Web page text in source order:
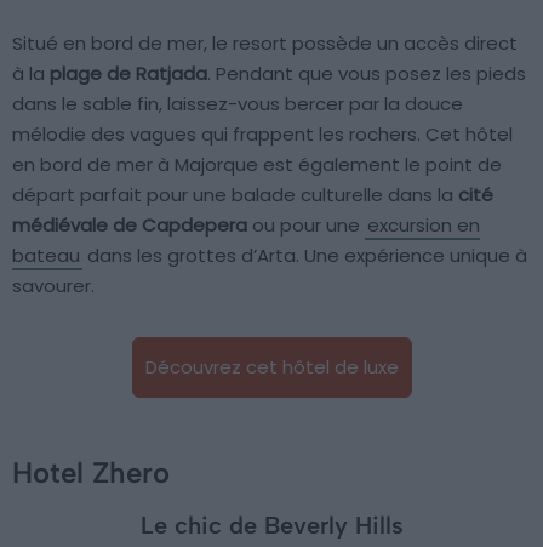
Situé en bord de mer, le resort possède un accès direct
à la plage de Ratjada. Pendant que vous posez les pieds
dans le sable fin, laissez-vous bercer par la douce
mélodie des vagues qui frappent les rochers. Cet hôtel
en bord de mer à Majorque est également le point de
départ parfait pour une balade culturelle dans la cité
médiévale de Capdepera ou pour une excursion en
bateau dans les grottes d’Arta. Une expérience unique à
savourer.
Découvrez cet hôtel de luxe
Hotel Zhero
Le chic de Beverly Hills